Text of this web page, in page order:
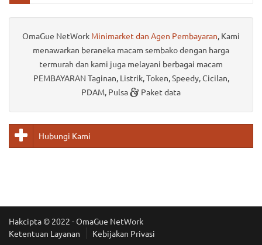
OmaGue NetWork Minimarket dan Agen Pembayaran, Kami
menawarkan beraneka macam sembako dengan harga
termurah dan kami juga melayani berbagai macam
PEMBAYARAN Taginan, Listrik, Token, Speedy, Cicilan,
PDAM, Pulsa& Paket data
Hubungi Kami
Hakcipta © 2022 -OmaGue NetWork
Ketentuan Layanan
Kebijakan Privasi